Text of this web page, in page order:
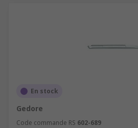
En stock
Gedore
Code commande RS 602-689